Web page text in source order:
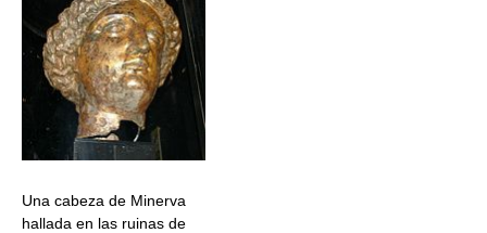
Una cabeza de Minerva
hallada en las ruinas de